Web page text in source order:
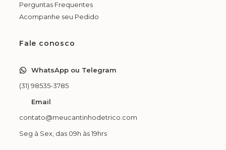
Perguntas Frequentes
Acompanhe seu Pedido
Fale conosco
WhatsApp ou Telegram
(31) 98535-3785
Email
contato@meucantinhodetrico.com
Seg à Sex, das 09h às 19hrs